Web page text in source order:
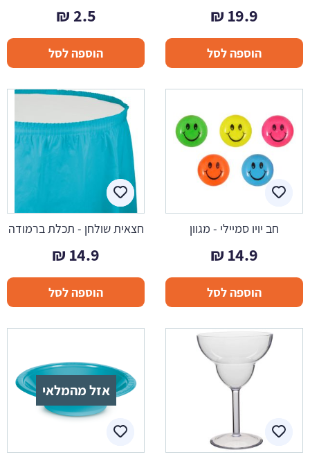
19.9
₪
הוספה לסל
2.5
₪
הוספה לסל
חב יויו סמיילי - מגוון
14.9
₪
הוספה לסל
חצאית שולחן - תכלת ברמודה
14.9
₪
הוספה לסל
אזל מהמלאי